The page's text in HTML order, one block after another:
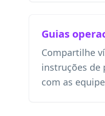
Guias
Compartilhe
instruções de
com as